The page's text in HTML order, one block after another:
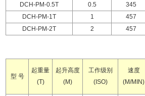
DCH-PM-0.5T
0.5 345
DCH-PM-1T
1 457
DCH-PM-2T
2 457
型 号
起重量
(T)
起升高度
(M)
工作级别
(ISO)
速度
(M/MIN)